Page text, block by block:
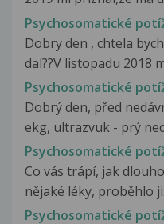
Psychosomatické
Dobry den , chtela
dal??V listopadu 2018
Psychosomatické
Dobrý den, před
ekg, ultrazvuk - prý
Psychosomatické
Co vás trápí, jak
nějaké léky, proběhlo
Psychosomatické